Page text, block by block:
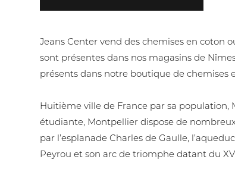
Jeans Center vend des chemises en coton
sont présentes dans nos magasins de
présents dans notre boutique de chemises
Huitième ville de France par sa population,
étudiante, Montpellier dispose de
par l’esplanade Charles de Gaulle,
Peyrou et son arc de triomphe datant du